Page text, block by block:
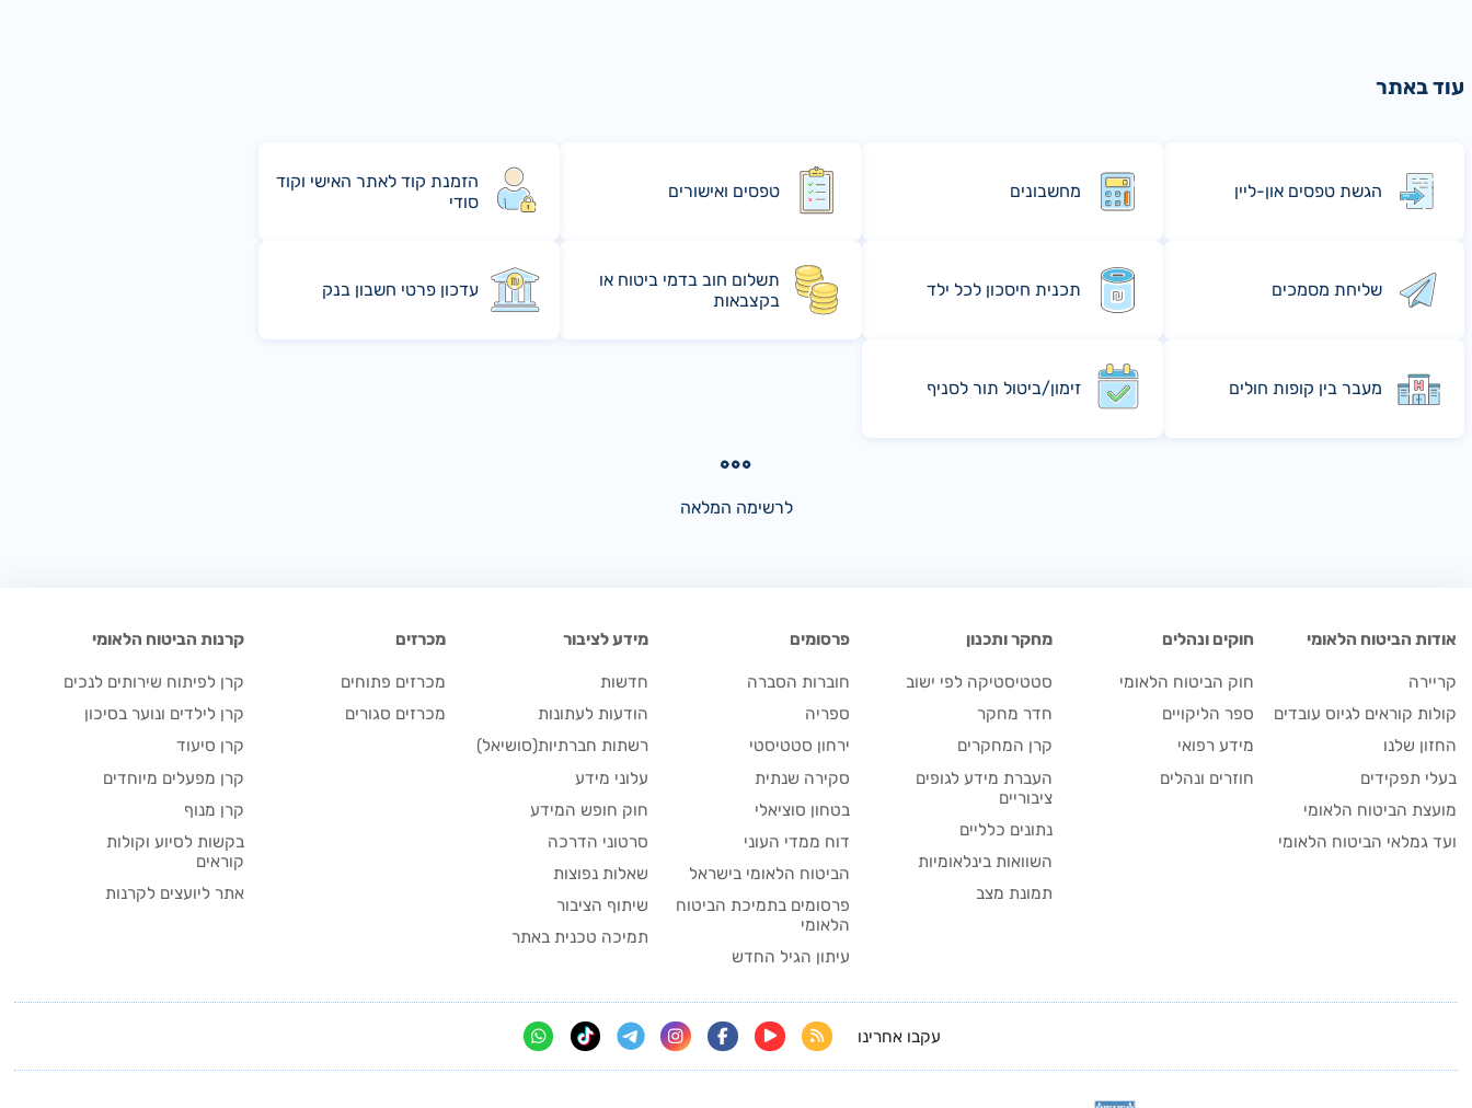
עוד באתר
הגשת טפסים און-ליין מחשבונים טפסים ואישורים
הזמנת קוד לאתר האישי וקוד
סודי
שליחת מסמכים תכנית חיסכון לכל ילד
תשלום חוב בדמי ביטוח או
בקצבאות
עדכון פרטי חשבון בנק
מעבר בין קופות חולים זימון/ביטול תור לסניף
לרשימה המלאה
אודות הביטוח הלאומי
קריירה
קולות קוראים לגיוס עובדים
החזון שלנו
בעלי תפקידים
מועצת הביטוח הלאומי
ועד גמלאי הביטוח הלאומי
חוקים ונהלים
חוק הביטוח הלאומי
ספר הליקויים
מידע רפואי
חוזרים ונהלים
מחקר ותכנון
סטטיסטיקה לפי ישוב
חדר מחקר
קרן המחקרים
העברת מידע לגופים
ציבוריים
נתונים כלליים
השוואות בינלאומיות
תמונת מצב
פרסומים
חוברות הסברה
ספריה
ירחון סטטיסטי
סקירה שנתית
בטחון סוציאלי
דוח ממדי העוני
הביטוח הלאומי בישראל
פרסומים בתמיכת הביטוח
הלאומי
עיתון הגיל החדש
מידע לציבור
חדשות
הודעות לעתונות
רשתות חברתיות(סושיאל)
עלוני מידע
חוק חופש המידע
סרטוני הדרכה
שאלות נפוצות
שיתוף הציבור
תמיכה טכנית באתר
מכרזים
מכרזים פתוחים
מכרזים סגורים
קרנות הביטוח הלאומי
קרן לפיתוח שירותים לנכים
קרן לילדים ונוער בסיכון
קרן סיעוד
קרן מפעלים מיוחדים
קרן מנוף
בקשות לסיוע וקולות
קוראים
אתר ליועצים לקרנות
עקבו אחרינו